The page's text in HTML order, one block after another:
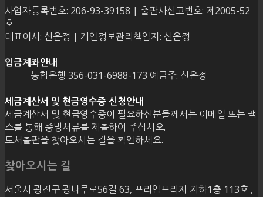
사업자등록번호: 206-93-39158 | 출판사신고번호: 제2005-52
호
대표이사: 신은정 | 개인정보관리책임자: 신은정
입금계좌안내
농협은행 356-031-6988-173 예금주: 신은정
세금계산서 및 현금영수증 신청안내
세금계산서 및 현금영수증이 필요하신분들께서는 이메일 또는 팩
스를 통해 증빙서류를 제출하여 주십시오.
도서출판을 찾아오시는 길을 확인하세요.
찾아오시는 길
서울시 광진구 광나루로56길 63, 프라임프라자 지하1층 113호 ,